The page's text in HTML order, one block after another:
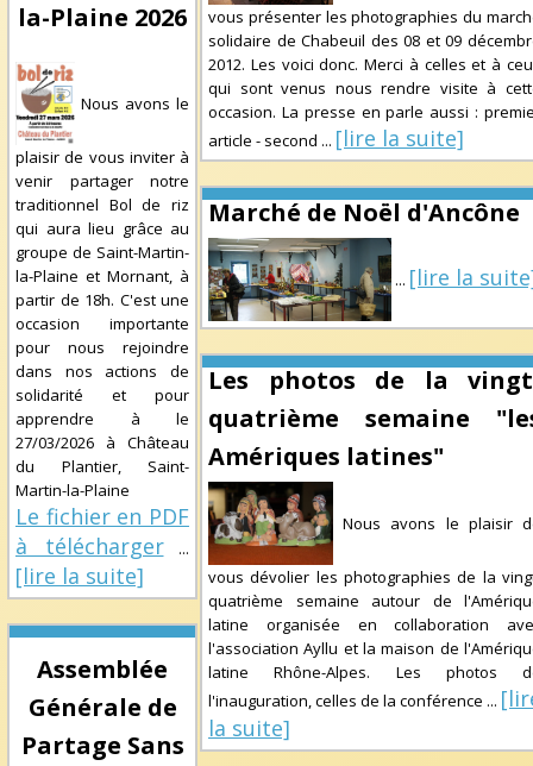
la-Plaine 2026
Nous avons le
plaisir de vous inviter à
venir partager notre
traditionnel Bol de riz
qui aura lieu grâce au
groupe de Saint-Martin-
la-Plaine et Mornant, à
partir de 18h. C'est une
occasion importante
pour nous rejoindre
dans nos actions de
solidarité et pour
apprendre à le
27/03/2026 à Château
du Plantier, Saint-
Martin-la-Plaine
Le fichier en PDF
à télécharger...
[lire la suite]
Assemblée
Générale de
Partage Sans
vous présenter les photographies du
solidaire de Chabeuil des 08 et 09
2012. Les voici donc. Merci à celles et à
qui sont venus nous rendre visite à
occasion. La presse en parle aussi :
article - second ... [lire la suite]
Marché de Noël d'Ancône
... [lire la
Les photos de la
quatrième semaine
Amériques latines"
Nous avons le plaisir
vous dévolier les photographies de la
quatrième semaine autour de
latine organisée en collaboration
l'association Ayllu et la maison de
latine Rhône-Alpes. Les photos
l'inauguration, celles de la conférence ...
la suite]